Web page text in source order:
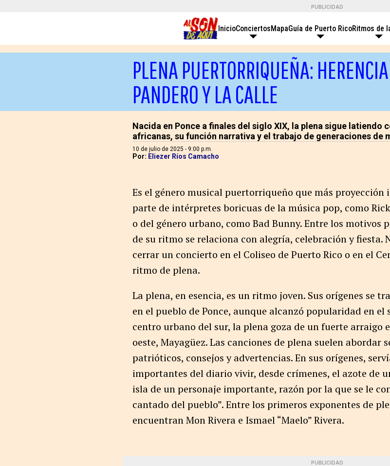
PUBLICIDAD
InicioConciertosMapaGuía de Puerto RicoRitmos de
PLENA PUERTORRIQUEÑA:
PANDERO Y LA CALLE
Nacida en Ponce a finales del siglo XIX, la plena sigue latiendo
africanas, su función narrativa y el trabajo de generaciones de
10 de julio de 2025 - 9:00 p.m.
Por: Eliezer Ríos Camacho
Es el género musical puertorriqueño que más
parte de intérpretes boricuas de la música pop, como
o del género urbano, como Bad Bunny. Entre los motivos
de su ritmo se relaciona con alegría, celebración y fiesta.
cerrar un concierto en el Coliseo de Puerto Rico o en el
ritmo de plena.
La plena, en esencia, es un ritmo joven. Sus orígenes se
en el pueblo de Ponce, aunque alcanzó popularidad en
centro urbano del sur, la plena goza de un fuerte arraigo
oeste, Mayagüez. Las canciones de plena suelen abordar
patrióticos, consejos y advertencias. En sus orígenes,
importantes del diario vivir, desde crímenes, el azote de
isla de un personaje importante, razón por la que se le
cantado del pueblo”. Entre los primeros exponentes de
encuentran Mon Rivera e Ismael “Maelo” Rivera.
PUBLICIDAD